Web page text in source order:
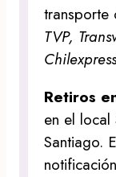
transporte
TVP,
Retiros
en el local
Santiago.